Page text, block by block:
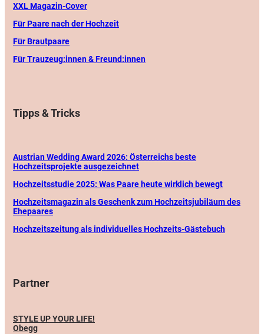
XXL Magazin-Cover
Für Paare nach der Hochzeit
Für Brautpaare
Für Trauzeug:innen & Freund:innen
Tipps & Tricks
Austrian Wedding Award 2026: Österreichs beste
Hochzeitsprojekte ausgezeichnet
Hochzeitsstudie 2025: Was Paare heute wirklich bewegt
Hochzeitsmagazin als Geschenk zum Hochzeitsjubiläum des
Ehepaares
Hochzeitszeitung als individuelles Hochzeits-Gästebuch
Partner
STYLE UP YOUR LIFE!
Obegg